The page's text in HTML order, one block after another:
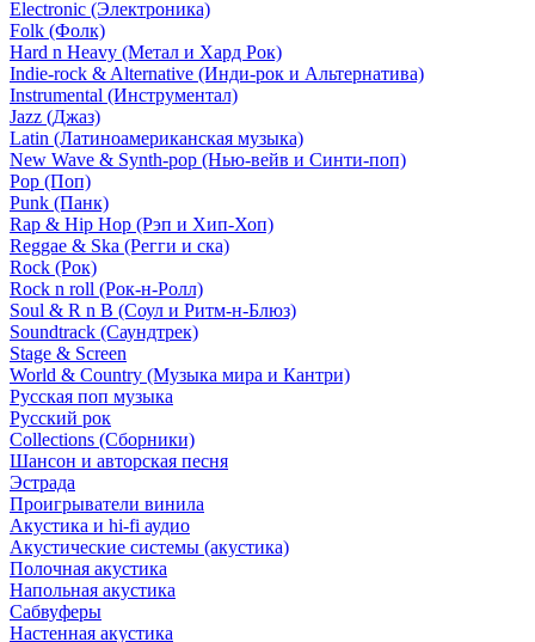
Electronic (Электроника)
Folk (Фолк)
Hard n Heavy (Метал и Хард Рок)
Indie-rock & Alternative (Инди-рок и Альтернатива)
Instrumental (Инструментал)
Jazz (Джаз)
Latin (Латиноамериканская музыка)
New Wave & Synth-pop (Нью-вейв и Синти-поп)
Pop (Поп)
Punk (Панк)
Rap & Hip Hop (Рэп и Хип-Хоп)
Reggae & Ska (Регги и ска)
Rock (Рок)
Rock n roll (Рок-н-Ролл)
Soul & R n B (Соул и Ритм-н-Блюз)
Soundtrack (Саундтрек)
Stage & Screen
World & Country (Музыка мира и Кантри)
Русская поп музыка
Русский рок
Сollections (Сборники)
Шансон и авторская песня
Эстрада
Проигрыватели винила
Акустика и hi-fi аудио
Акустические системы (акустика)
Полочная акустика
Напольная акустика
Сабвуферы
Настенная акустика